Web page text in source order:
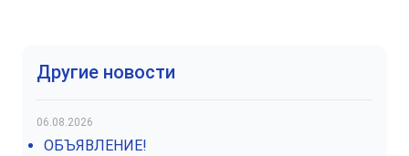
Другие новости
06.08.2026
ОБЪЯВЛЕНИЕ!